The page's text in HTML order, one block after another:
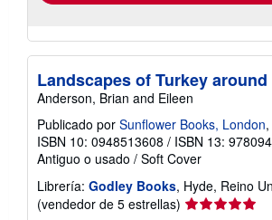
Landscapes of Turkey
Anderson, Brian and Eileen
Publicado por Sunflower Books, London
ISBN 10: 0948513608 / ISBN 13:
Antiguo o usado / Soft Cover
Librería: Godley Books, Hyde, Reino
(vendedor de 5 estrellas) Calificación